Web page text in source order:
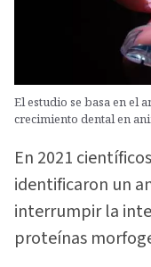
El estudio se basa en el
crecimiento dental en
En 2021
identificaron un
interrumpir la
proteínas